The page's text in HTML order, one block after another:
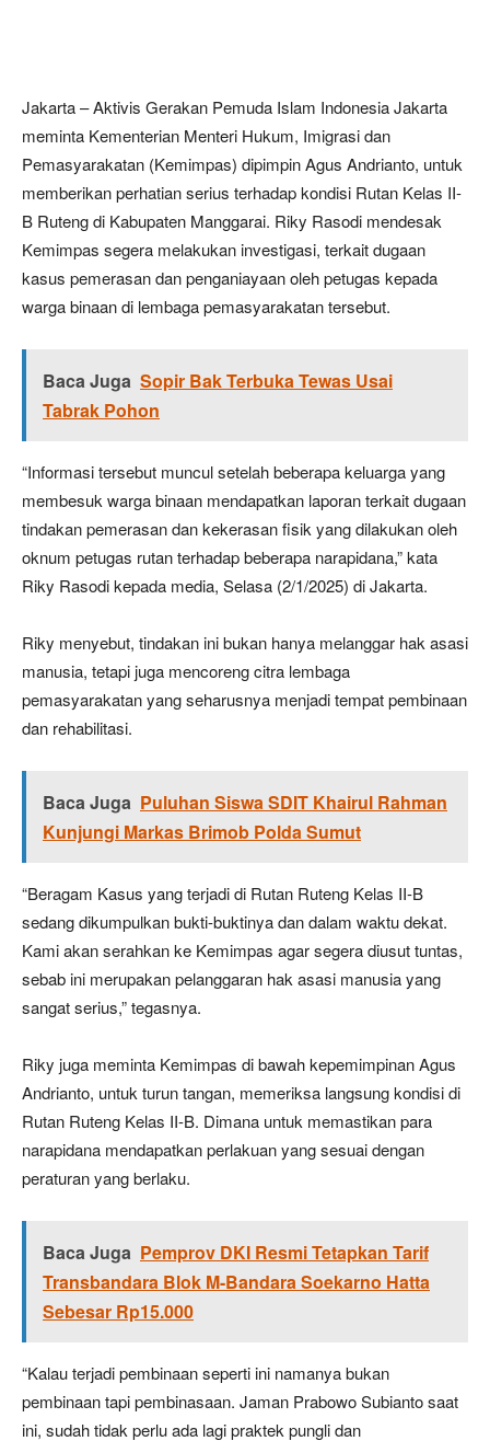
Jakarta – Aktivis Gerakan Pemuda Islam Indonesia Jakarta
meminta Kementerian Menteri Hukum, Imigrasi dan
Pemasyarakatan (Kemimpas) dipimpin Agus Andrianto, untuk
memberikan perhatian serius terhadap kondisi Rutan Kelas II-
B Ruteng di Kabupaten Manggarai. Riky Rasodi mendesak
Kemimpas segera melakukan investigasi, terkait dugaan
kasus pemerasan dan penganiayaan oleh petugas kepada
warga binaan di lembaga pemasyarakatan tersebut.
Baca Juga Sopir Bak Terbuka Tewas Usai
Tabrak Pohon
“Informasi tersebut muncul setelah beberapa keluarga yang
membesuk warga binaan mendapatkan laporan terkait dugaan
tindakan pemerasan dan kekerasan fisik yang dilakukan oleh
oknum petugas rutan terhadap beberapa narapidana,” kata
Riky Rasodi kepada media, Selasa (2/1/2025) di Jakarta.
Riky menyebut, tindakan ini bukan hanya melanggar hak asasi
manusia, tetapi juga mencoreng citra lembaga
pemasyarakatan yang seharusnya menjadi tempat pembinaan
dan rehabilitasi.
Baca Juga Puluhan Siswa SDIT Khairul Rahman
Kunjungi Markas Brimob Polda Sumut
“Beragam Kasus yang terjadi di Rutan Ruteng Kelas II-B
sedang dikumpulkan bukti-buktinya dan dalam waktu dekat.
Kami akan serahkan ke Kemimpas agar segera diusut tuntas,
sebab ini merupakan pelanggaran hak asasi manusia yang
sangat serius,” tegasnya.
Riky juga meminta Kemimpas di bawah kepemimpinan Agus
Andrianto, untuk turun tangan, memeriksa langsung kondisi di
Rutan Ruteng Kelas II-B. Dimana untuk memastikan para
narapidana mendapatkan perlakuan yang sesuai dengan
peraturan yang berlaku.
Baca Juga Pemprov DKI Resmi Tetapkan Tarif
Transbandara Blok M-Bandara Soekarno Hatta
Sebesar Rp15.000
“Kalau terjadi pembinaan seperti ini namanya bukan
pembinaan tapi pembinasaan. Jaman Prabowo Subianto saat
ini, sudah tidak perlu ada lagi praktek pungli dan